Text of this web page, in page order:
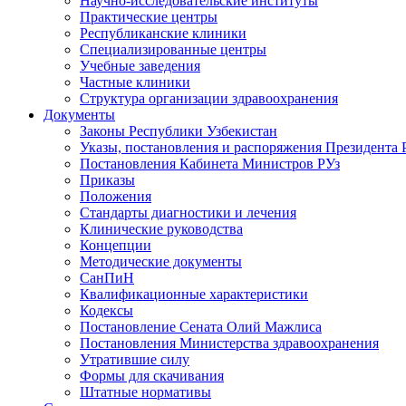
Практические центры
Республиканские клиники
Специализированные центры
Учебные заведения
Частные клиники
Структура организации здравоохранения
Документы
Законы Республики Узбекистан
Указы, постановления и распоряжения Президента
Постановления Кабинета Министров РУз
Приказы
Положения
Стандарты диагностики и лечения
Клинические руководства
Концепции
Методические документы
СанПиН
Квалификационные характеристики
Кодексы
Постановление Сената Олий Мажлиса
Постановления Министерства здравоохранения
Утратившие силу
Формы для скачивания
Штатные нормативы